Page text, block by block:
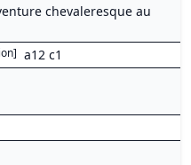
chevaleresque au
] a12 c1